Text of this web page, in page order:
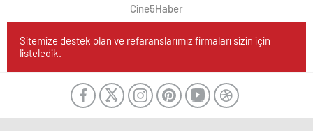
Cine5Haber
Sitemize destek olan ve refaranslarımız firmaları sizin için
listeledik.